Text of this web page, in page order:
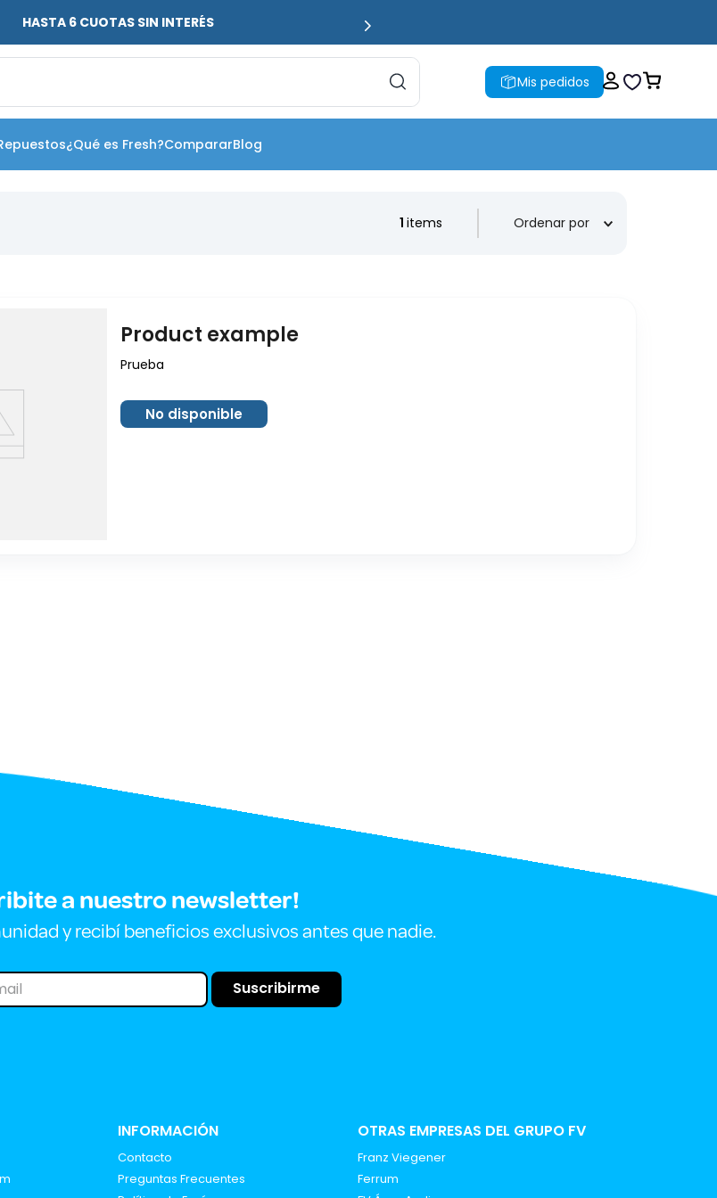
HASTA 6 CUOTAS SIN INTERÉS
Mis pedidos
¿Qué es Fresh?CompararBlog
1 Ordenar por
Product example
Prueba
No disponible
a nuestro newsletter!
y recibí beneficios exclusivos antes que nadie.
Suscribirme
INFORMACIÓN
Contacto
Preguntas Frecuentes
OTRAS EMPRESAS DEL GRUPO FV
Franz Viegener
Ferrum